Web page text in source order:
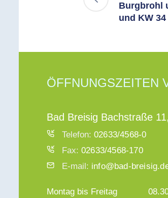
Burgbrohl
und KW 34
ÖFFNUNGSZEITEN
Bad Breisig Bachstraße
Telefon: 02633/4568-0
Fax: 02633/4568-170
E-mail: info@bad-
Montag bis Freitag